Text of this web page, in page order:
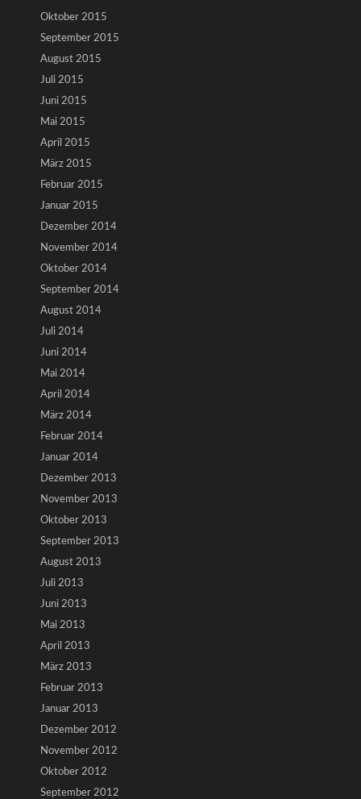
Oktober 2015
September 2015
August 2015
Juli 2015
Juni 2015
Mai 2015
April 2015
März 2015
Februar 2015
Januar 2015
Dezember 2014
November 2014
Oktober 2014
September 2014
August 2014
Juli 2014
Juni 2014
Mai 2014
April 2014
März 2014
Februar 2014
Januar 2014
Dezember 2013
November 2013
Oktober 2013
September 2013
August 2013
Juli 2013
Juni 2013
Mai 2013
April 2013
März 2013
Februar 2013
Januar 2013
Dezember 2012
November 2012
Oktober 2012
September 2012